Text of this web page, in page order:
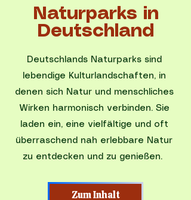
Naturparks in
Deutschland
Deutschlands Naturparks sind
lebendige Kulturlandschaften, in
denen sich Natur und menschliches
Wirken harmonisch verbinden. Sie
laden ein, eine vielfältige und oft
überraschend nah erlebbare Natur
zu entdecken und zu genießen.
Zum Inhalt